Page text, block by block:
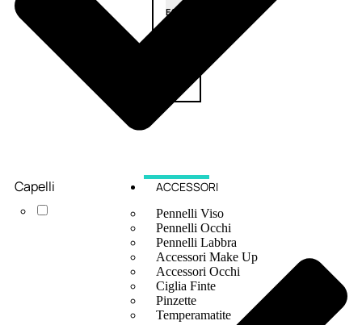
ESAURITO
ACCESSORI
Pennelli Viso
Pennelli Occhi
Pennelli Labbra
Accessori Make Up
Accessori Occhi
Ciglia Finte
Pinzette
Temperamatite
Capelli